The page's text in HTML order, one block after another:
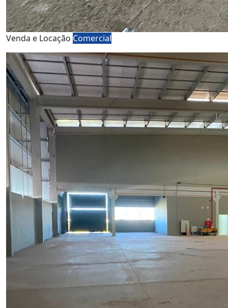
Venda e Locação Comercial